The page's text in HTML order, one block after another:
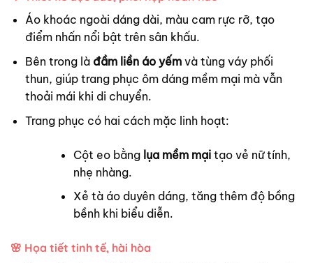
Áo khoác ngoài dáng dài, màu cam rực rỡ, tạo
điểm nhấn nổi bật trên sân khấu.
Bên trong là đầm liền áo yếmvà tùng váy phối
thun, giúp trang phục ôm dáng mềm mại mà vẫn
thoải mái khi di chuyển.
Trang phục có hai cách mặc linh hoạt:
Cột eo bằng lụa mềm mạitạo vẻ nữ tính,
nhẹ nhàng.
Xẻ tà áo duyên dáng, tăng thêm độ bồng
bềnh khi biểu diễn.
🌸 Họa tiết tinh tế, hài hòa